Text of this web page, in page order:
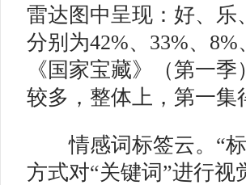
雷达图中呈现：好、
分别为42%、33%、
《国家宝藏》（第一
较多，整体上，第一
情感词标签云。“标
方式对“关键词”进行